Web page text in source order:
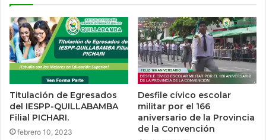
Titulación de Egresados
del IESPP-QUILLABAMBA
Filial PICHARI.
febrero 10, 2023
Desfile cívico escolar
militar por el 166
aniversario de la Provincia
de la Convención